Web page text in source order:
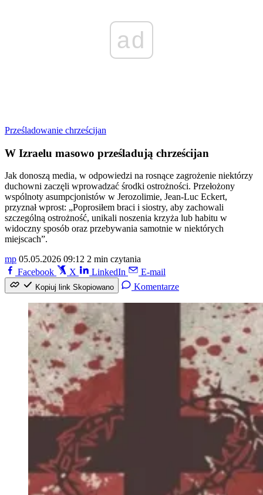
ad
Prześladowanie chrześcijan
W Izraelu masowo prześladują chrześcijan
Jak donoszą media, w odpowiedzi na rosnące zagrożenie niektórzy
duchowni zaczęli wprowadzać środki ostrożności. Przełożony
wspólnoty asumpcjonistów w Jerozolimie, Jean-Luc Eckert,
przyznał wprost: „Poprosiłem braci i siostry, aby zachowali
szczególną ostrożność, unikali noszenia krzyża lub habitu w
widoczny sposób oraz przebywania samotnie w niektórych
miejscach”.
mp 05.05.2026 09:12 2 min czytania
Facebook
X LinkedIn E-mail
Kopiuj link Skopiowano Komentarze